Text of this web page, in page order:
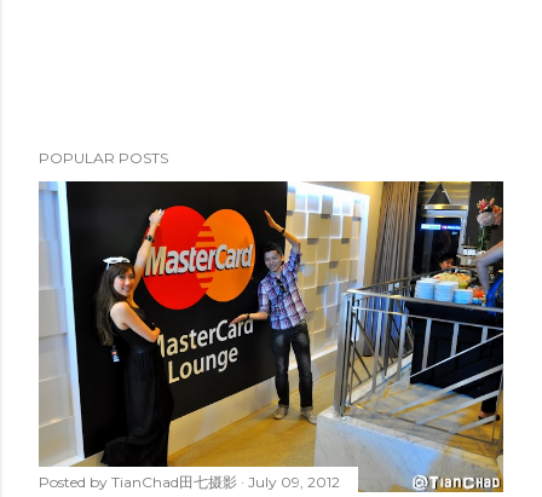
POPULAR POSTS
Posted by TianChad田七摄影 July 09, 2012